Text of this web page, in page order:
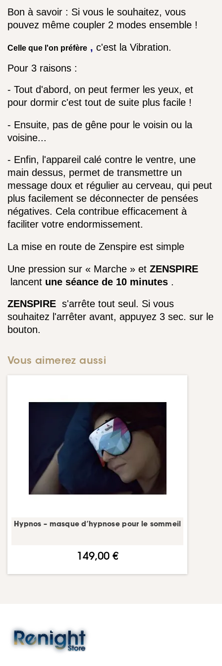
Bon à savoir : Si vous le souhaitez, vous
pouvez même coupler 2 modes ensemble !
Celle que l'on préfère , c'est la Vibration.
Pour 3 raisons :
- Tout d'abord, on peut fermer les yeux, et
pour dormir c'est tout de suite plus facile !
- Ensuite, pas de gêne pour le voisin ou la
voisine...
- Enfin, l'appareil calé contre le ventre, une
main dessus, permet de transmettre un
message doux et régulier au cerveau, qui peut
plus facilement se déconnecter de pensées
négatives. Cela contribue efficacement à
faciliter votre endormissement.
La mise en route de Zenspire est simple
Une pression sur « Marche » et
lancent une séance de 10 minutes .
ZENSPIRE s'arrête tout seul. Si vous
souhaitez l'arrêter avant, appuyez 3 sec. sur le
bouton.
Vous aimerez aussi
Hypnos – masque d’hypnose pour le sommeil
149,00 €